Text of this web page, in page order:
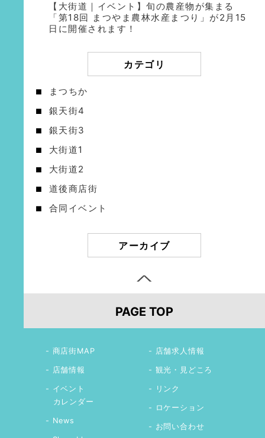
【大街道｜イベント】旬の農産物が集まる
「第18回 まつやま農林水産まつり」が2月15
日に開催されます！
カテゴリ
まつちか
銀天街4
銀天街3
大街道1
大街道2
道後商店街
合同イベント
アーカイブ
PAGE TOP
商店街MAP
店舗情報
イベント
カレンダー
News
店舗求人情報
観光・見どころ
リンク
ロケーション
お問い合わせ